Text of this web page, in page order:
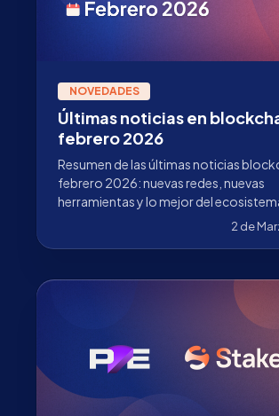
NOVEDADES
Últimas noticias en
febrero 2026
Resumen de las últimas noticias
febrero 2026: nuevas redes, nuevas
herramientas y lo mejor del
2 de